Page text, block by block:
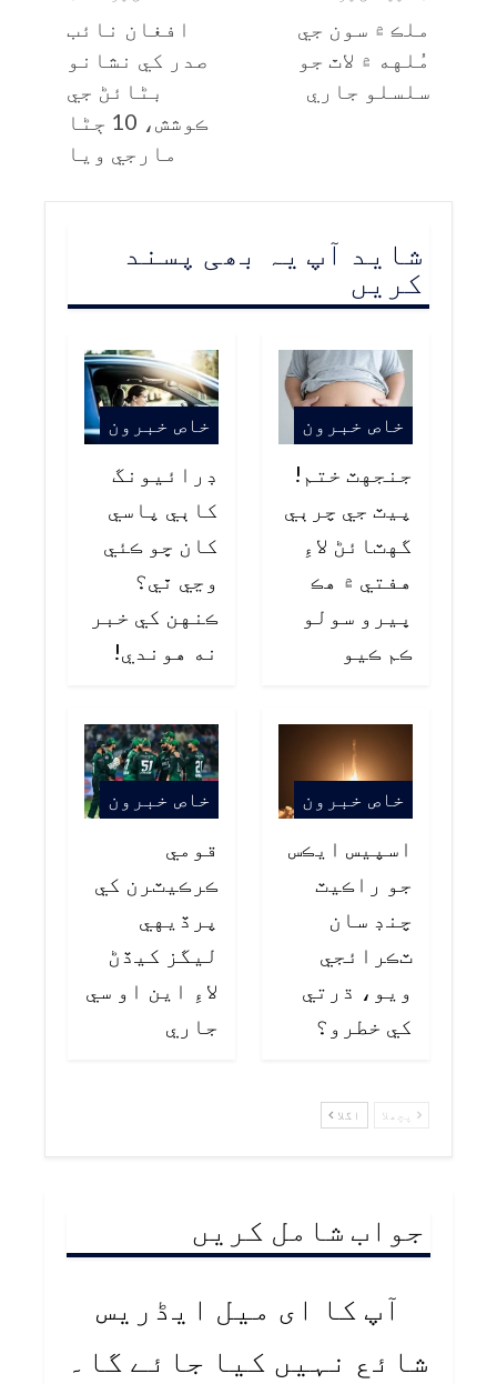
ملڪ ۾ سون جي
مُلهه ۾ لاٿ جو
سلسلو جاري
افغان نائب
صدر کي نشانو
بڻائڻ جي
ڪوشش، 10 ڄڻا
مارجي ويا
شاید آپ یہ بھی پسند
کریں
خاص خبرون
جنجهٽ ختم!
پيٽ جي چرٻي
گهٽائڻ لاءِ
هفتي ۾ هڪ
ڀيرو سولو
ڪم ڪيو
خاص خبرون
ڊرائيونگ
کاٻي پاسي
کان ڇو ڪئي
وڃي ٿي؟
ڪنهن کي خبر
نه هوندي!
خاص خبرون
اسپيس ايڪس
جو راڪيٽ
چنڊ سان
ٽڪرائجي
ويو، ڌرتي
کي خطرو؟
خاص خبرون
قومي
ڪرڪيٽرن کي
پرڏيهي
ليگز کيڏڻ
لاءِ اين او سي
جاري
پچھلا اگلا
جواب شامل کریں
آپ کا ای میل ایڈریس
شائع نہیں کیا جائے گا۔